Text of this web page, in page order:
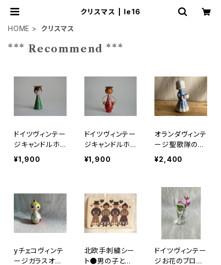
クリスマス | le16
HOME
クリスマス
*** Recommend ***
ドイツヴィンテー
ジキャンドルホ
ルダー緑
¥1,900
ドイツヴィンテー
ジキャンドルホ
ルダーにっこり
¥1,900
オランダヴィンテ
ージ聖歌隊の女
の子
¥2,400
yチェコヴィンテ
ージガラスオー
北欧手刺繍シー
ト●男の子と女
ドイツヴィンテー
ジお花のブロー